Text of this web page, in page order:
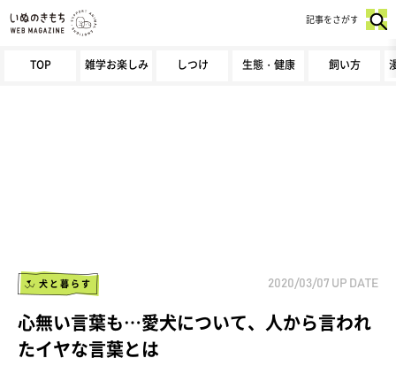
TOP 雑学お楽しみ しつけ 生態・健康 飼い方
記事をさがす
犬と暮らす 2020/03/07 UP DATE
心無い言葉も…愛犬について、人から言われ
たイヤな言葉とは